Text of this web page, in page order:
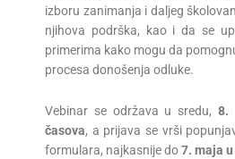
izboru zanimanja i daljeg
njihova podrška, kao i da se
primerima kako mogu da
procesa donošenja odluke.
Vebinar se održava u sredu, 8.
časova, a prijava se vrši
formulara, najkasnijedo7. maja u